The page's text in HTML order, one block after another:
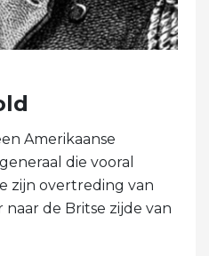
Amerikaanse
die vooral
zijn overtreding van
de Britse zijde van